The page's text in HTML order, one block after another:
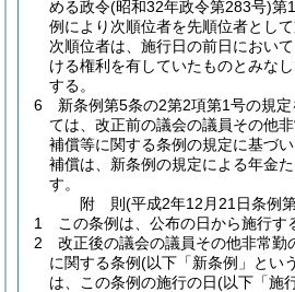
める政令(昭和32年政令第283号)第
例により次順位者を先順位者とし
次順位者は、施行日の前日におい
ける権利を有していたものとみな
する。
6
新条例第5条の2第2項第1号の規
ては、改正前の議会の議員その他
補償等に関する条例の規定に基づ
補償は、新条例の規定による年金
す。
附 則(平成2年12月21日条例
1
この条例は、公布の日から施行す
2
改正後の議会の議員その他非常勤
に関する条例(以下「新条例」とい
は、この条例の施行の日(以下「施